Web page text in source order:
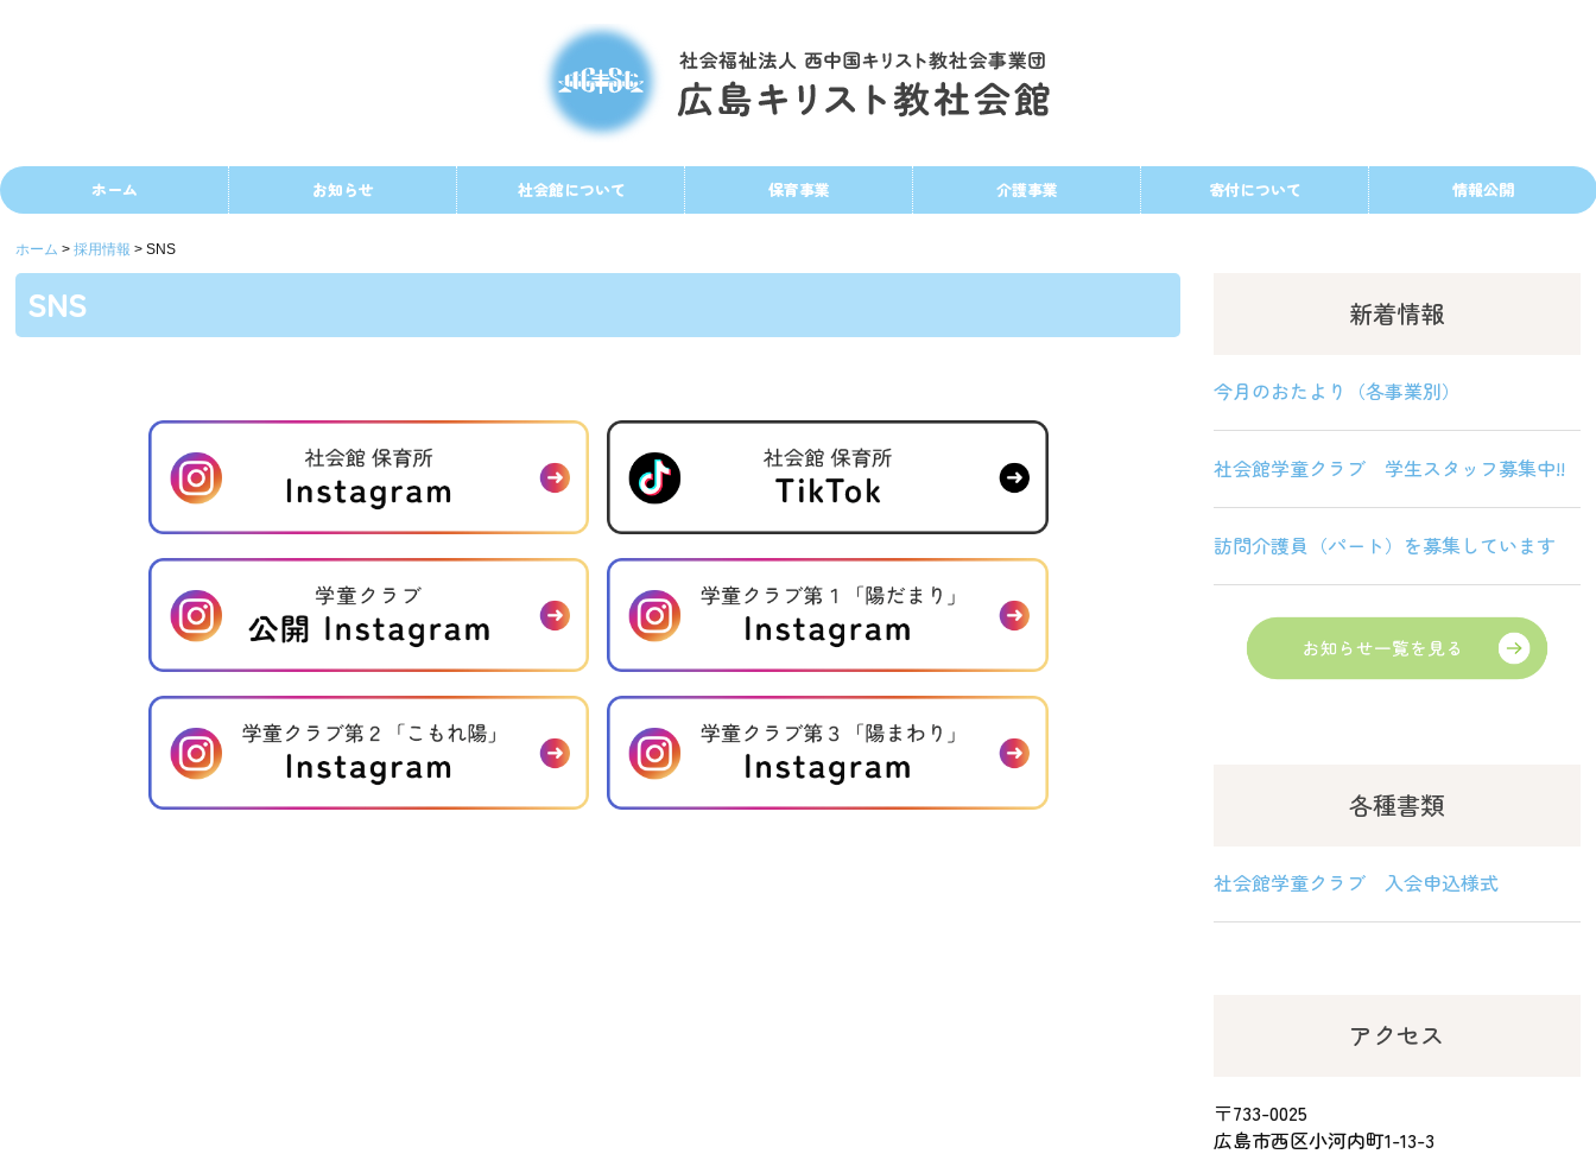
ホーム お知らせ 社会館について 保育事業 介護事業 寄付について 情報公開
ホーム 採用情報 SNS
SNS 新着情報
今月のおたより（各事業別）
社会館学童クラブ 学生スタッフ募集中!!
訪問介護員（パート）を募集しています
各種書類
社会館学童クラブ 入会申込様式
アクセス
〒733-0025
広島市西区小河内町1-13-3